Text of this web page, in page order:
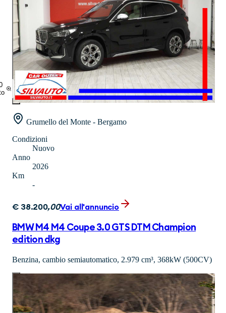
Grumello del Monte - Bergamo
Condizioni
Nuovo
Anno
2026
Km
-
€ 38.200,00Vai all'annuncio
BMW M4 M4 Coupe 3.0 GTS DTM Champion
edition dkg
Benzina, cambio semiautomatico, 2.979 cm³, 368kW (500CV)